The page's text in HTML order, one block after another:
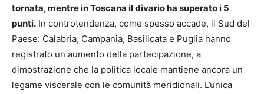
tornata, mentre in Toscana il divario ha superato i 5
punti. In controtendenza, come spesso accade, il Sud del
Paese: Calabria, Campania, Basilicata e Puglia hanno
registrato un aumento della partecipazione, a
dimostrazione che la politica locale mantiene ancora un
legame viscerale con le comunità meridionali. L’unica